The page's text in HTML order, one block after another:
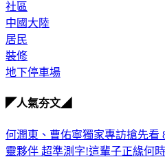
垃圾
社區
中國大陸
居民
裝修
何潤東、曹佑寧獨家專訪搶先看